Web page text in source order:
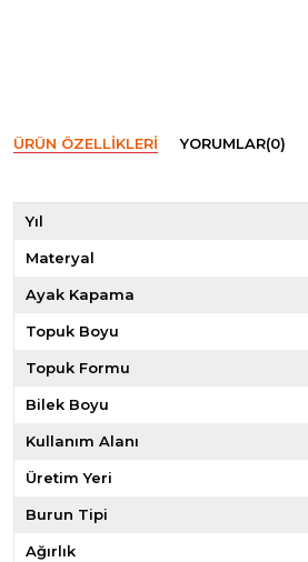
ÜRÜN ÖZELLIKLERI YORUMLAR(0)
Yıl
Materyal
Ayak Kapama
Topuk Boyu
Topuk Formu
Bilek Boyu
Kullanım Alanı
Üretim Yeri
Burun Tipi
Ağırlık